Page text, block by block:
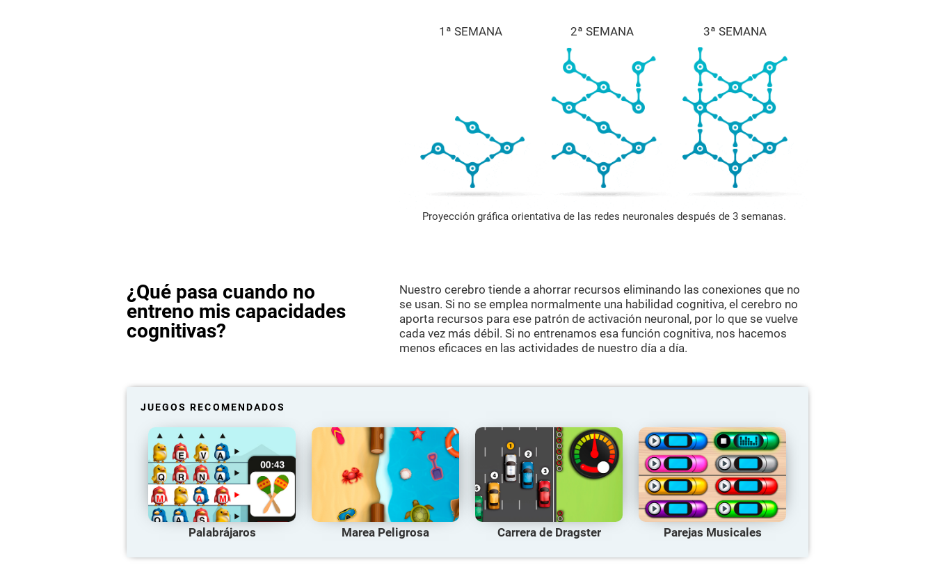
1ª SEMANA 2ª SEMANA 3ª SEMANA
Proyección gráfica orientativa de las redes neuronales después de 3 semanas.
¿Qué pasa cuando no
entreno mis capacidades
cognitivas?
Nuestro cerebro tiende a ahorrar recursos eliminando las conexiones que no
se usan. Si no se emplea normalmente una habilidad cognitiva, el cerebro no
aporta recursos para ese patrón de activación neuronal, por lo que se vuelve
cada vez más débil. Si no entrenamos esa función cognitiva, nos hacemos
menos eficaces en las actividades de nuestro día a día.
JUEGOS RECOMENDADOS
Palabrájaros Marea Peligrosa Carrera de Dragster Parejas Musicales